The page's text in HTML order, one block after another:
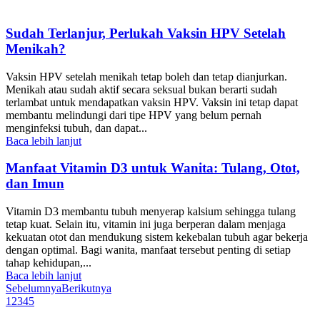
Sudah Terlanjur, Perlukah Vaksin HPV Setelah
Menikah?
Vaksin HPV setelah menikah tetap boleh dan tetap dianjurkan.
Menikah atau sudah aktif secara seksual bukan berarti sudah
terlambat untuk mendapatkan vaksin HPV. Vaksin ini tetap dapat
membantu melindungi dari tipe HPV yang belum pernah
menginfeksi tubuh, dan dapat...
Baca lebih lanjut
Manfaat Vitamin D3 untuk Wanita: Tulang, Otot,
dan Imun
Vitamin D3 membantu tubuh menyerap kalsium sehingga tulang
tetap kuat. Selain itu, vitamin ini juga berperan dalam menjaga
kekuatan otot dan mendukung sistem kekebalan tubuh agar bekerja
dengan optimal. Bagi wanita, manfaat tersebut penting di setiap
tahap kehidupan,...
Baca lebih lanjut
SebelumnyaBerikutnya
1 2345